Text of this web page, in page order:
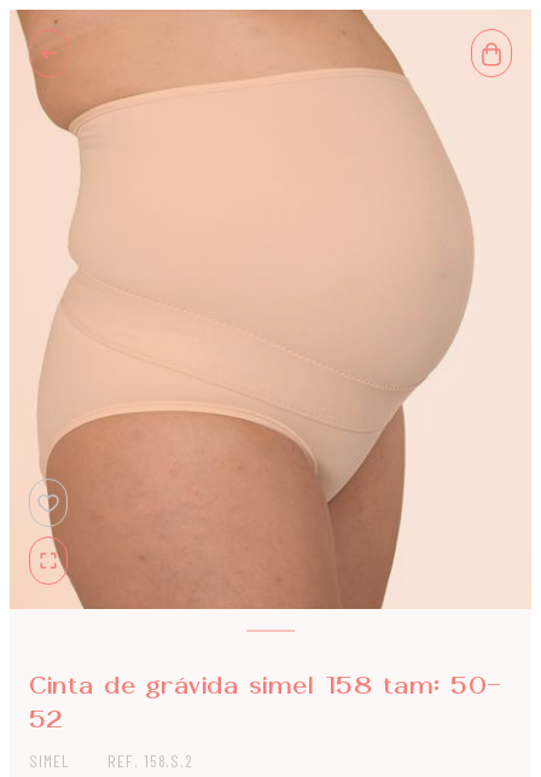
Cinta de grávida simel 158 tam: 50-
52
SIMEL REF. 158.S.2